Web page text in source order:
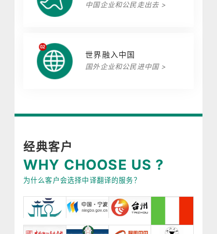
中国企业和公民走出去 >
世界融入中国
国外企业和公民进中国 >
经典客户
WHY CHOOSE US ?
为什么客户会选择中译翻译的服务？